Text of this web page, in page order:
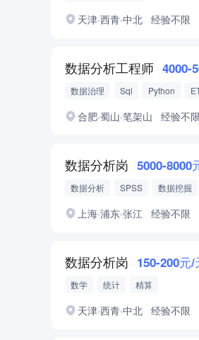
天津·西青·中北 经验不限
数据分析工程师 4000-
数据治理 Sql Python
合肥·蜀山·笔架山 经验不限
数据分析岗 5000-8000
数据分析 SPSS 数据挖掘
上海·浦东·张江 经验不限
数据分析岗 150-200元/
数学 统计 精算
天津·西青·中北 经验不限